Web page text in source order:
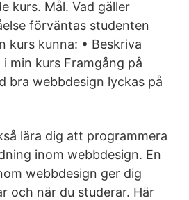
kurs. Mål. Vad gäller
förväntas studenten
kurs kunna: • Beskriva
min kurs Framgång på
bra webbdesign lyckas på
lära dig att programmera
inom webbdesign. En
webbdesign ger dig
och när du studerar. Här